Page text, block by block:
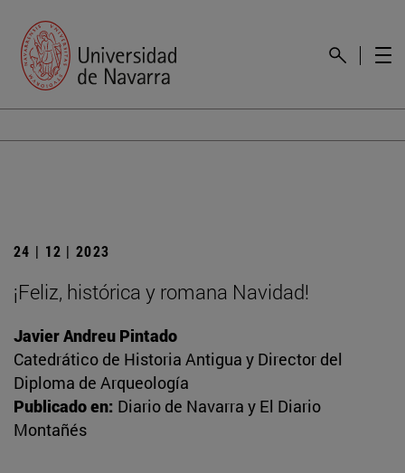
24 | 12 | 2023
¡Feliz, histórica y romana Navidad!
Javier Andreu Pintado
Catedrático de Historia Antigua y Director del
Diploma de Arqueología
Publicado en: Diario de Navarra y El Diario
Montañés